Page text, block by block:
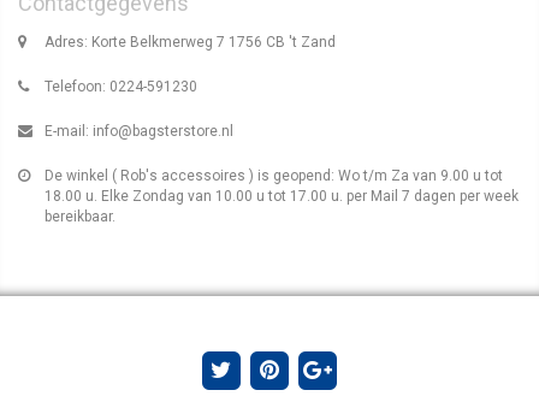
Adres: Korte Belkmerweg 7 1756 CB 't Zand
Telefoon: 0224-591230
E-mail: info@bagsterstore.nl
De winkel ( Rob's accessoires ) is geopend: Wo t/m Za van 9.00 u tot
18.00 u. Elke Zondag van 10.00 u tot 17.00 u. per Mail 7 dagen per week
bereikbaar.